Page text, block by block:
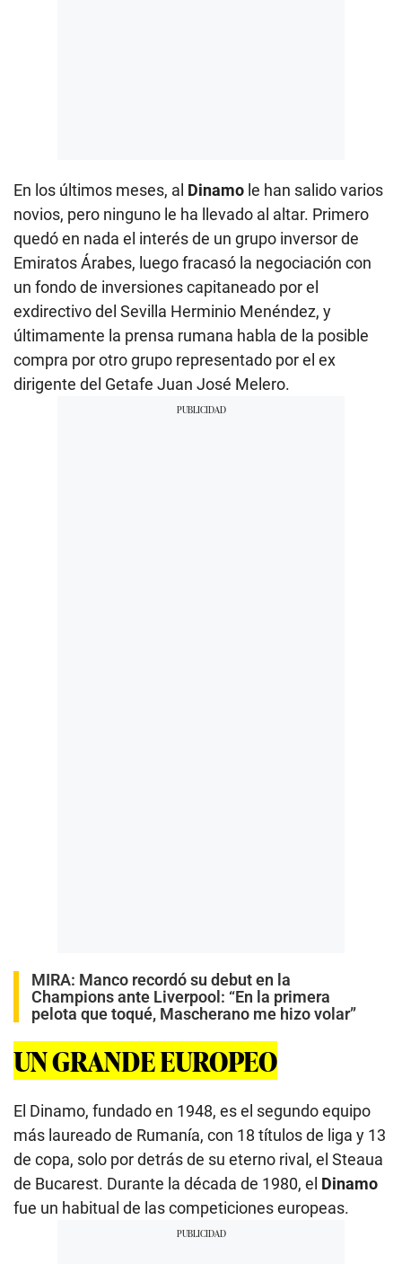
En los últimos meses, al Dinamo le han salido varios
novios, pero ninguno le ha llevado al altar. Primero
quedó en nada el interés de un grupo inversor de
Emiratos Árabes, luego fracasó la negociación con
un fondo de inversiones capitaneado por el
exdirectivo del Sevilla Herminio Menéndez, y
últimamente la prensa rumana habla de la posible
compra por otro grupo representado por el ex
dirigente del Getafe Juan José Melero.
MIRA: Manco recordó su debut en la
Champions ante Liverpool: “En la primera
pelota que toqué, Mascherano me hizo volar”
UN GRANDE EUROPEO
El Dinamo, fundado en 1948, es el segundo equipo
más laureado de Rumanía, con 18 títulos de liga y 13
de copa, solo por detrás de su eterno rival, el Steaua
de Bucarest. Durante la década de 1980, el Dinamo
fue un habitual de las competiciones europeas.